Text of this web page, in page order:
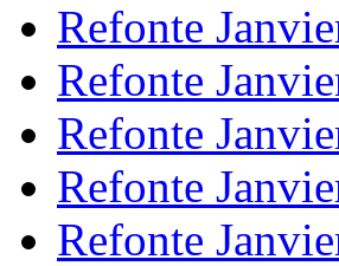
Refonte
Refonte
Refonte
Refonte
Refonte